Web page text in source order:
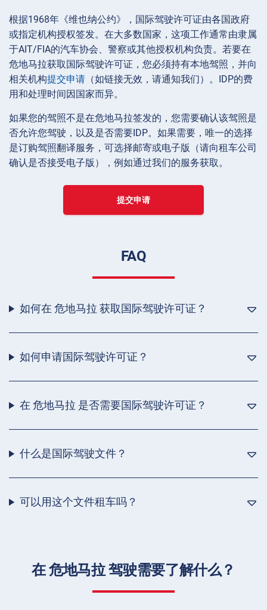
根据1968年《维也纳公约》，国际驾驶许可证由各国政府
或指定机构授权签发。在大多数国家，这项工作通常由隶属
于AIT/FIA的汽车协会、警察或其他授权机构负责。若要在
危地马拉获取国际驾驶许可证，您必须持有本地驾照，并向
相关机构提交申请 （如链接无效，请通知我们）。IDP的费
用和处理时间因国家而异。
如果您的驾照不是在危地马拉签发的，您需要确认该驾照是
否允许您驾驶，以及是否需要IDP。如果需要，唯一的选择
是订购驾照翻译服务，可选择邮寄或电子版（请向租车公司
确认是否接受电子版），例如通过我们的服务获取。
提交申请
FAQ
如何在 危地马拉 获取国际驾驶许可证？
如何申请国际驾驶许可证？
在 危地马拉 是否需要国际驾驶许可证？
什么是国际驾驶文件？
可以用这个文件租车吗？
在 危地马拉 驾驶需要了解什么？